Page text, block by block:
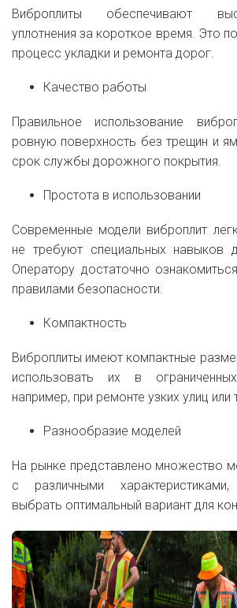
Виброплиты обеспечивают
уплотнения за короткое время. Это
процесс укладки и ремонта дорог.
Качество работы
Правильное использование
ровную поверхность без трещин и
срок службы дорожного покрытия.
Простота в использовании
Современные модели виброплит
не требуют специальных навыков
Оператору достаточно
правилами безопасности.
Компактность
Виброплиты имеют компактные
использовать их в
например, при ремонте узких улиц или
Разнообразие моделей
На рынке представлено множество
с различными
выбрать оптимальный вариант для